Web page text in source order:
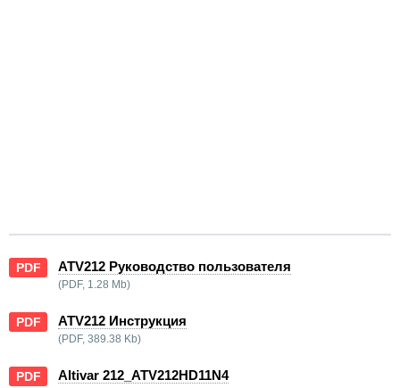
PDF ATV212 Руководство пользователя
(PDF, 1.28 Mb)
PDF ATV212 Инструкция
(PDF, 389.38 Kb)
PDF Altivar 212_ATV212HD11N4